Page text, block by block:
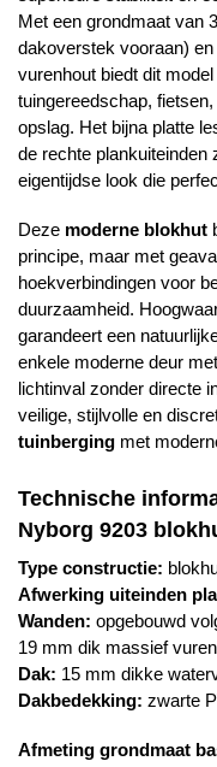
Met een grondmaat van
dakoverstek vooraan)
vurenhout biedt dit
tuingereedschap,
opslag. Het bijna platte
de rechte plankuiteinden
eigentijdse look die
Deze moderne blokhut
principe, maar met
hoekverbindingen voor
duurzaamheid.
garandeert een
enkele moderne deur
lichtinval zonder directe
veilige, stijlvolle en
tuinberging met
Technische
Nyborg 9203
Type constructie:
Afwerking uiteinden
Wanden: opgebouwd
19 mm dik massief
Dak: 15 mm dikke
Dakbedekking: zwarte
Afmeting grondmaat